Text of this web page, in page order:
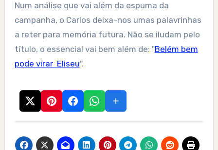
Num análise que vai além da espuma da
campanha, o Carlos deixa-nos umas palavrinhas
a reter para memória futura. Não se iludam pelo
título, o essencial vai bem além de: "Belém bem
pode virar Eliseu".